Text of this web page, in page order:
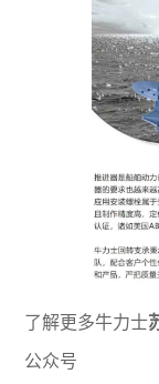
了解更多牛力士
公众号